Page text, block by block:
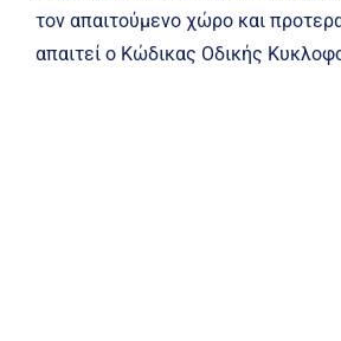
τον απαιτούμενο χώρο και
απαιτεί ο Κώδικας Οδικής